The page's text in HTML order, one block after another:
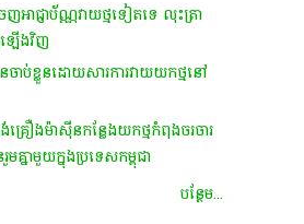
េញ​អាជ្ញាប័ណ្ណ​វាយ​ថ្ម​ទៀត​ទេ លុះត្រា​
ឡើងវិញ​
ន​ចាប់ខ្លួន​ដោយសារ​ការ​វាយ​យក​ថ្ម​នៅ​
គ្រឿង​ម៉ាស៊ីន​កន្លែង​យក​ថ្ម​កំពុង​ចរចារ​
គ្នា​មួយ​ក្នុង​ប្រទេស​កម្ពុជា​
បន្ថែម...